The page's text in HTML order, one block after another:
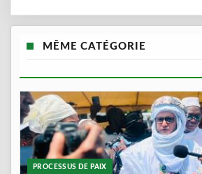
MÊME CATÉGORIE
PROCESSUS DE PAIX